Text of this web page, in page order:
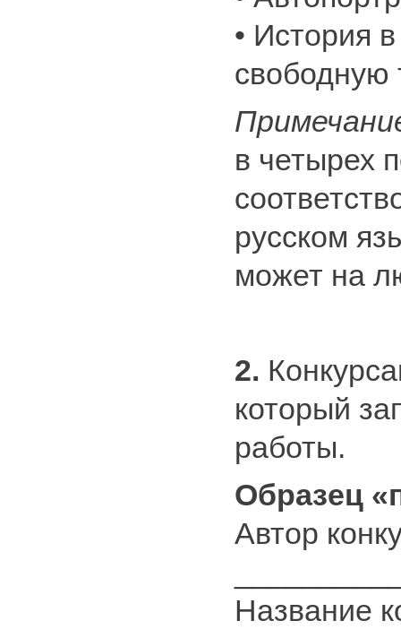
• История
свободную
в четырех
русском
может на
2.
который
работы.
Образец
Автор
Название